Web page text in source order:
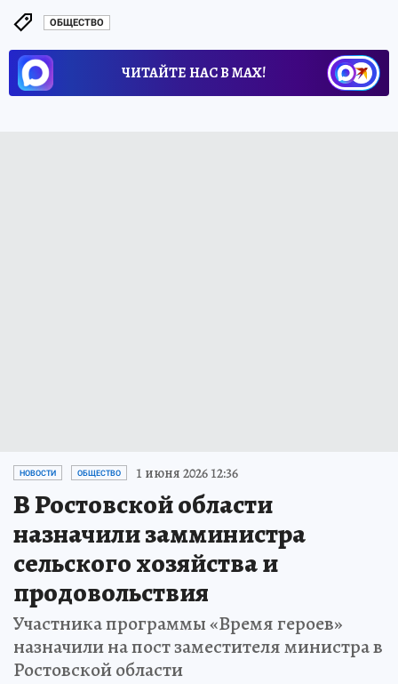
ОБЩЕСТВО
ЧИТАЙТЕ НАС В МАХ!
НОВОСТИ ОБЩЕСТВО 1 июня 2026 12:36
В Ростовской области
назначили замминистра
сельского хозяйства и
продовольствия
Участника программы «Время героев»
назначили на пост заместителя министра в
Ростовской области